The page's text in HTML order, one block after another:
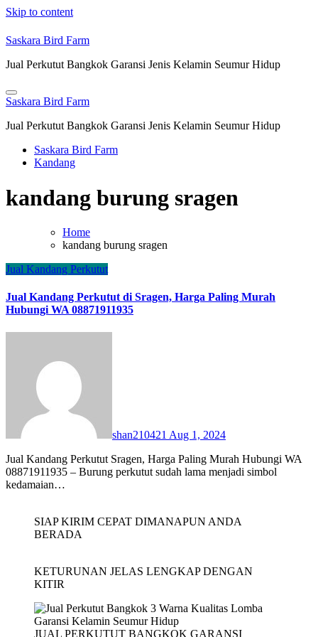
Skip to content
Saskara Bird Farm
Jual Perkutut Bangkok Garansi Jenis Kelamin Seumur Hidup
Saskara Bird Farm
Jual Perkutut Bangkok Garansi Jenis Kelamin Seumur Hidup
Saskara Bird Farm
Kandang
kandang burung sragen
Home
kandang burung sragen
Jual Kandang Perkutut
Jual Kandang Perkutut di Sragen, Harga Paling Murah
Hubungi WA 08871911935
shan210421 Aug 1, 2024
Jual Kandang Perkutut Sragen, Harga Paling Murah Hubungi WA
08871911935 – Burung perkutut sudah lama menjadi simbol
kedamaian…
SIAP KIRIM CEPAT DIMANAPUN ANDA
BERADA
KETURUNAN JELAS LENGKAP DENGAN
KITIR
JUAL PERKUTUT BANGKOK GARANSI